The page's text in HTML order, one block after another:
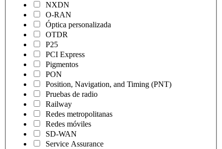
NXDN
O-RAN
Óptica personalizada
OTDR
P25
PCI Express
Pigmentos
PON
Position, Navigation, and Timing (PNT)
Pruebas de radio
Railway
Redes metropolitanas
Redes móviles
SD-WAN
Service Assurance